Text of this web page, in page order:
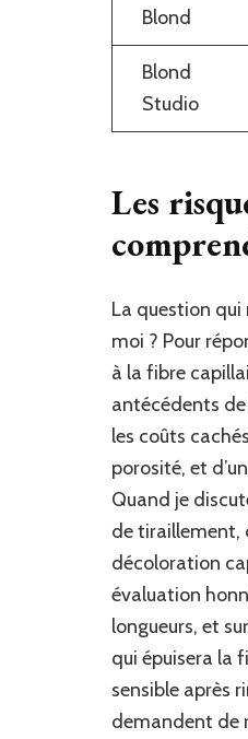
Blond
Blond
Studio
Les
La question
moi ? Pour
à la fibre
antécédents
les coûts
porosité, et
Quand je
de tiraillement,
décoloration
évaluation
longueurs, et
qui épuisera la
sensible après
demandent de